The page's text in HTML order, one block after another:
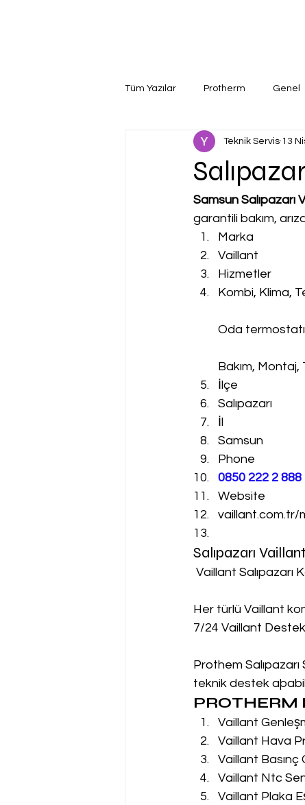
Tüm Yazılar Protherm Genel
Teknik Servis 13
Samsun Salıpazarı
garantili bakım,
Marka
Vaillant
Hizmetler
Kombi, Klima,
Oda
Bakım, Montaj,
İlçe
Salıpazarı
İl
Samsun
Phone
0850 222 2 888
Website
vaillant.com.tr/
Salıpazarı
Vaillant Salıpazarı
Her türlü Vaillant
7/24 Vaillant
Prothem
teknik destek
PROTHERM
Vaillant
Vaillant Hava
Vaillant
Vaillant Ntc
Vaillant Plaka